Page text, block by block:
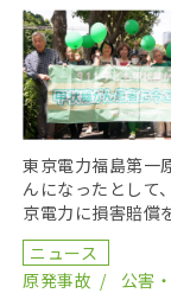
東京電力福島第一
んになったとして
京電力に損害賠償
第１８回口頭弁論
ニュース
原発事故
公害